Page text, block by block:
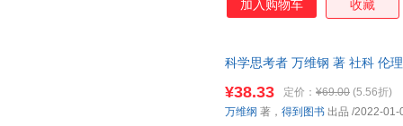
多岁的阿姨相信靳东在和自己
会平白无故地发生在你身上。
物都是从别处移动过来，或者
就得少一个；你用了，别人就
加入购物车 收藏
科学思考者 万维钢 著 社科 伦
¥38.33 定价： ¥69.00 (5.56折)
万维纲 著， 得到图书 出品 /2022-01-